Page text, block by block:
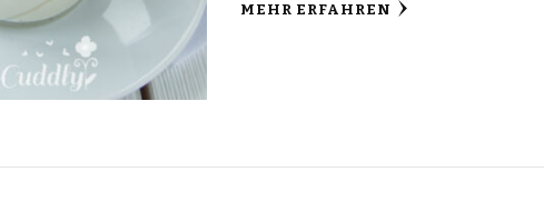
MEHR ERFAHREN